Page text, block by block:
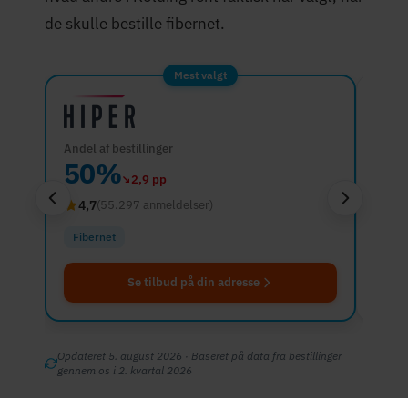
de skulle bestille fibernet.
Mest valgt
Andel af bestillinger
50%↘2,9 pp
4,7(55.297 anmeldelser)
Fibernet
Se tilbud på din adresse
Opdateret 5. august 2026 · Baseret på data fra bestillinger
gennem os i 2. kvartal 2026